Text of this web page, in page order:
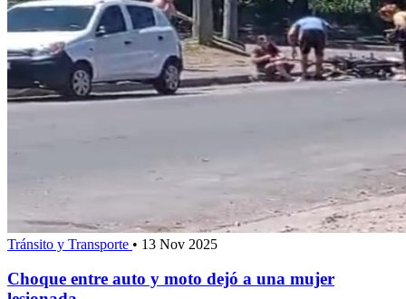
Tránsito y Transporte • 13 Nov 2025
Choque entre auto y moto dejó a una mujer